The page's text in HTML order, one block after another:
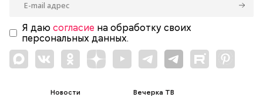
Я даю согласие на обработку своих
персональных данных.
Новости
Вечерка ТВ